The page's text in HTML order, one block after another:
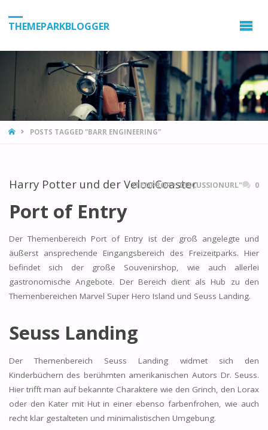
THEMEPARKBLOGGER
HOMEPOSTS TAGGED "BARR ENGINEERING"
Harry Potter und der VelociCoaster
ITEMPROP="DISCUSSIONURL" 0
Port of Entry
Der Themenbereich Port of Entry ist der groß angelegte und
äußerst ansprechende Eingangsbereich des Freizeitparks. Hier
befindet sich der große Souvenirshop, wie auch allerlei
gastronomische Angebote. Der Bereich dient als Hub zu den
Themenbereichen Marvel Super Hero Island und Seuss Landing.
Seuss Landing
Der Themenbereich Seuss Landing widmet sich den
Kinderbüchern des berühmten amerikanischen Autors Dr. Seuss.
Hier trifft man auf bekannte Charaktere wie den Grinch, den Lorax
oder den Kater mit Hut in einer ebenso farbenfrohen, wie auch
recht klar gestalteten und minimalistischen Umgebung.